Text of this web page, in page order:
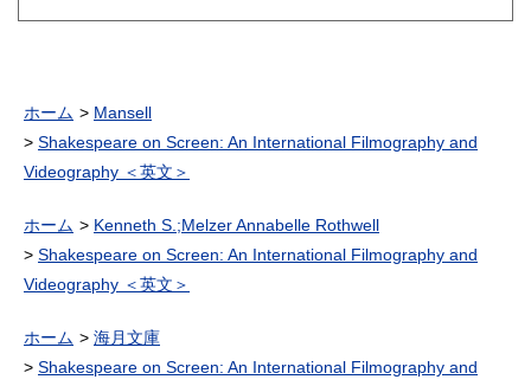
ホーム
Mansell
Shakespeare on Screen: An International Filmography and
Videography ＜英文＞
ホーム
Kenneth S.;Melzer Annabelle Rothwell
Shakespeare on Screen: An International Filmography and
Videography ＜英文＞
ホーム
海月文庫
Shakespeare on Screen: An International Filmography and